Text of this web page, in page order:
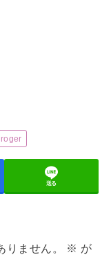
送る
ません。 ※ が